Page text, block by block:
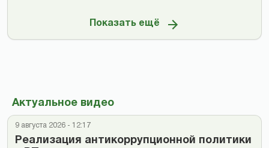
Показать ещё
Актуальное видео
9 августа 2026 - 12:17
Реализация антикоррупционной политики